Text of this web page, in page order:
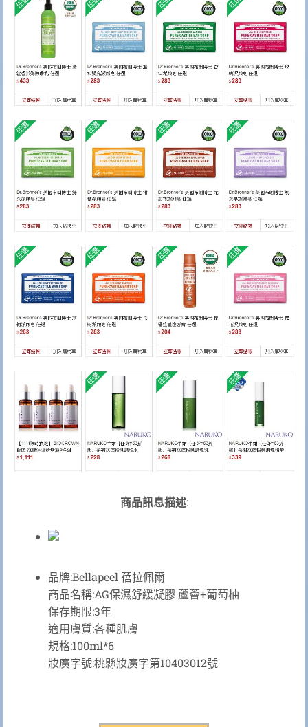
商品訊息描述:
品牌:Bellapeel 蓓拉佩爾
商品名稱:AG保濕舒緩凝膠 蘆薈+葡萄柚
保存期限:3年
適用膚質:各種肌膚
規格:100ml*6
妝廣字號:桃縣妝廣字第10403012號